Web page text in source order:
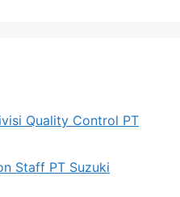
Quality Control PT
Staff PT Suzuki